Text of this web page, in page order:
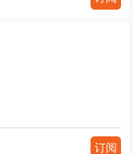
订阅